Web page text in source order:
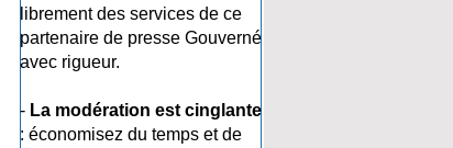
librement des services de ce
partenaire de presse Gouverné
avec rigueur.
- La modération est cinglante
: économisez du temps et de